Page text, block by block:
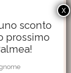
sconto
prossimo